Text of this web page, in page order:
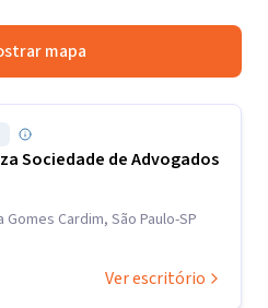
mapa
Sociedade de Advogados
Gomes Cardim, São Paulo-SP
Ver escritório